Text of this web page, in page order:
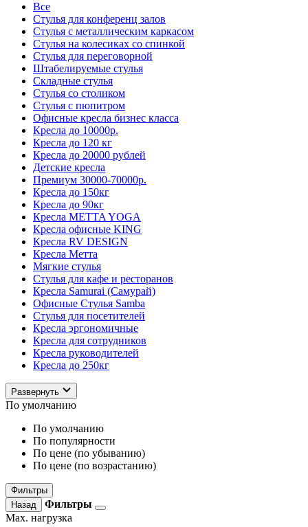
Все
Стулья для конференц залов
Стулья с металлическим каркасом
Стулья на колесиках со спинкой
Стулья для переговорной
Штабелируемые стулья
Складные стулья
Стулья со столиком
Стулья с пюпитром
Офисные кресла бизнес класса
Кресла до 10000р.
Кресла до 120 кг
Кресла до 20000 рублей
Детские кресла
Премиум 30000-70000р.
Кресла до 150кг
Кресла до 90кг
Кресла METTA YOGA
Кресла офисные KING
Кресла RV DESIGN
Кресла Метта
Мягкие стулья
Стулья для кафе и ресторанов
Кресла Samurai (Самурай)
Офисные Стулья Samba
Стулья для посетителей
Кресла эргономичные
Кресла для сотрудников
Кресла руководителей
Кресла до 250кг
Развернуть
По умолчанию
По умолчанию
По популярности
По цене (по убыванию)
По цене (по возрастанию)
Фильтры
Назад
Фильтры
Max. нагрузка